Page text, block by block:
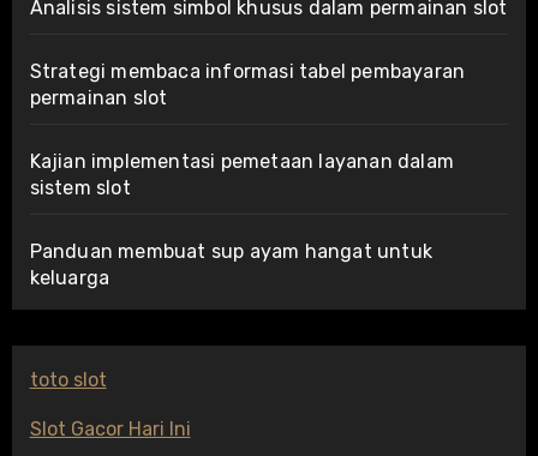
Analisis sistem simbol khusus dalam permainan slot
Strategi membaca informasi tabel pembayaran
permainan slot
Kajian implementasi pemetaan layanan dalam
sistem slot
Panduan membuat sup ayam hangat untuk
keluarga
toto slot
Slot Gacor Hari Ini